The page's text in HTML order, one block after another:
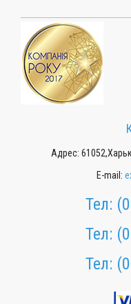
Адрес:
E-mail:
Тел:
Тел:
Тел: